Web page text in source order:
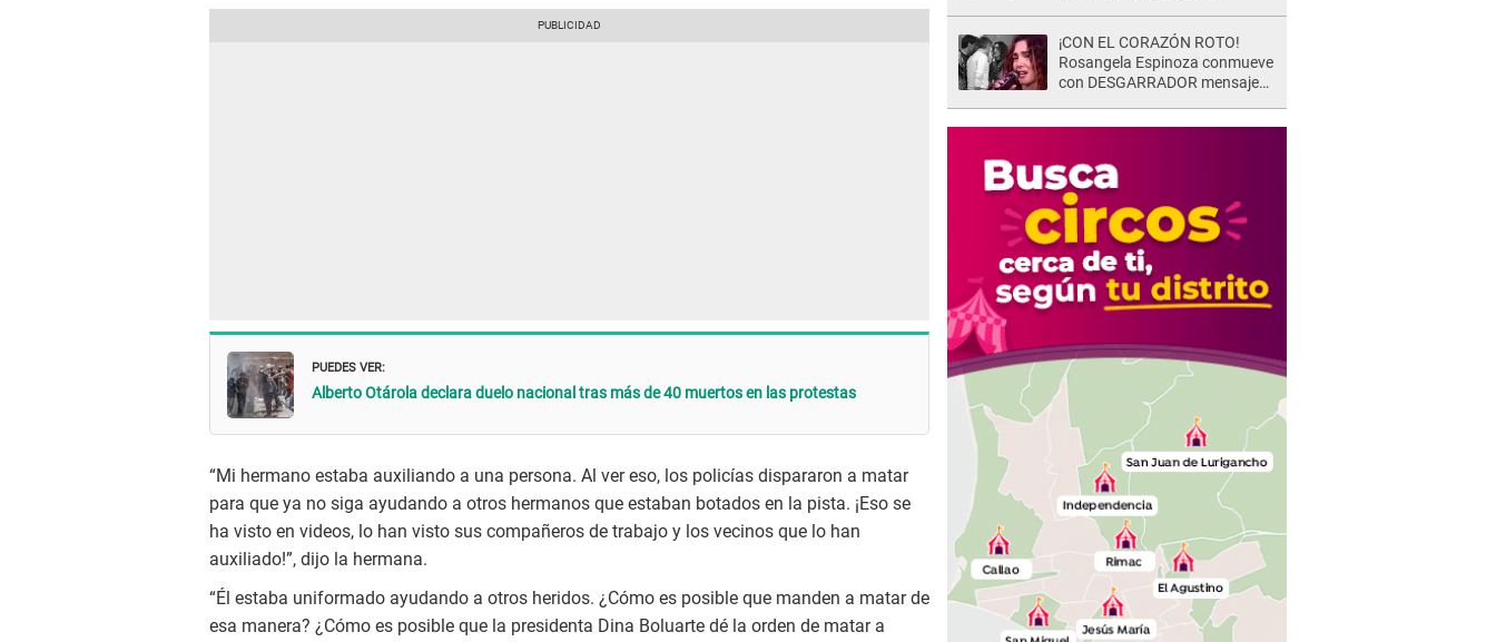
PUEDES VER:
Alberto Otárola declara duelo nacional tras más de 40 muertos en las protestas
“Mi hermano estaba auxiliando a una persona. Al ver eso, los policías dispararon a matar
para que ya no siga ayudando a otros hermanos que estaban botados en la pista. ¡Eso se
ha visto en videos, lo han visto sus compañeros de trabajo y los vecinos que lo han
auxiliado!”, dijo la hermana.
“Él estaba uniformado ayudando a otros heridos. ¿Cómo es posible que manden a matar de
esa manera? ¿Cómo es posible que la presidenta Dina Boluarte dé la orden de matar a
Saldaña, pese a tener pareja
¡CON EL CORAZÓN ROTO!
Rosangela Espinoza conmueve
con DESGARRADOR mensaje